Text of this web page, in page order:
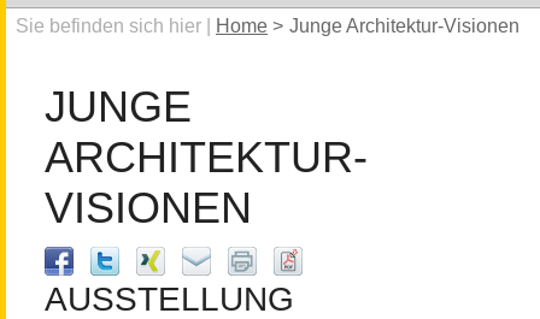
Sie befinden sich hier | Home > Junge Architektur-Visionen
JUNGE
ARCHITEKTUR-
VISIONEN
AUSSTELLUNG